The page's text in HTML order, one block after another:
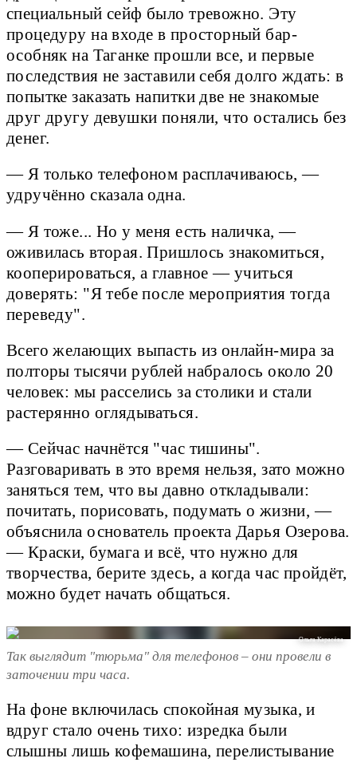
специальный сейф было тревожно. Эту
процедуру на входе в просторный бар-
особняк на Таганке прошли все, и первые
последствия не заставили себя долго ждать: в
попытке заказать напитки две не знакомые
друг другу девушки поняли, что остались без
денег.
— Я только телефоном расплачиваюсь, —
удручённо сказала одна.
— Я тоже... Но у меня есть наличка, —
оживилась вторая. Пришлось знакомиться,
кооперироваться, а главное — учиться
доверять: "Я тебе после мероприятия тогда
переведу".
Всего желающих выпасть из онлайн-мира за
полторы тысячи рублей набралось около 20
человек: мы расселись за столики и стали
растерянно оглядываться.
— Сейчас начнётся "час тишины".
Разговаривать в это время нельзя, зато можно
заняться тем, что вы давно откладывали:
почитать, порисовать, подумать о жизни, —
объяснила основатель проекта Дарья Озерова.
— Краски, бумага и всё, что нужно для
творчества, берите здесь, а когда час пройдёт,
можно будет начать общаться.
Ольга Карасёва
Так выглядит "тюрьма" для телефонов – они провели в
заточении три часа.
На фоне включилась спокойная музыка, и
вдруг стало очень тихо: изредка были
слышны лишь кофемашина, перелистывание